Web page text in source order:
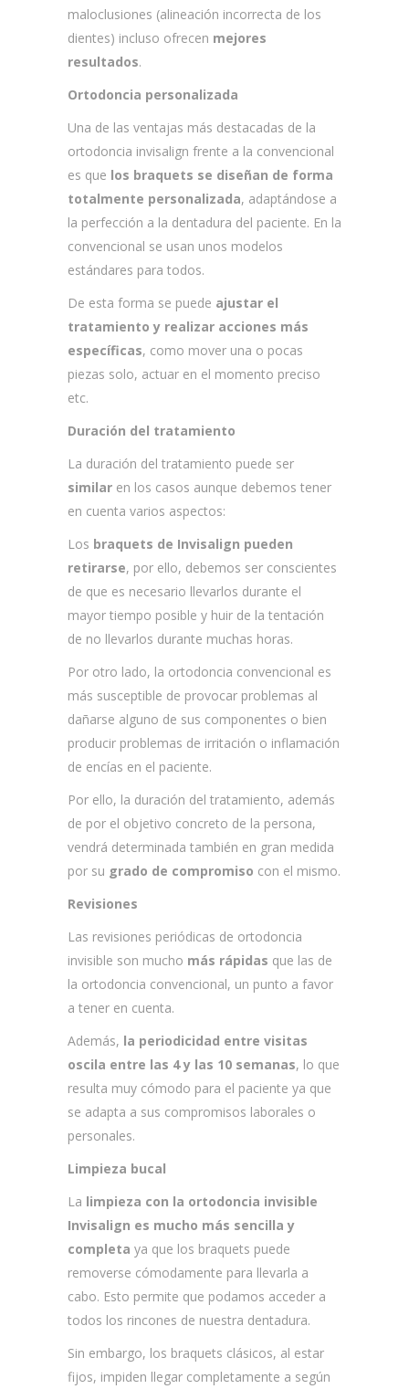
maloclusiones (alineación incorrecta de los
dientes) incluso ofrecen mejores
resultados.
Ortodoncia personalizada
Una de las ventajas más destacadas de la
ortodoncia invisalign frente a la convencional
es que los braquets se diseñan de forma
totalmente personalizada, adaptándose a
la perfección a la dentadura del paciente. En la
convencional se usan unos modelos
estándares para todos.
De esta forma se puede ajustar el
tratamiento y realizar acciones más
específicas, como mover una o pocas
piezas solo, actuar en el momento preciso
etc.
Duración del tratamiento
La duración del tratamiento puede ser
similar en los casos aunque debemos tener
en cuenta varios aspectos:
Los braquets de Invisalign pueden
retirarse, por ello, debemos ser conscientes
de que es necesario llevarlos durante el
mayor tiempo posible y huir de la tentación
de no llevarlos durante muchas horas.
Por otro lado, la ortodoncia convencional es
más susceptible de provocar problemas al
dañarse alguno de sus componentes o bien
producir problemas de irritación o inflamación
de encías en el paciente.
Por ello, la duración del tratamiento, además
de por el objetivo concreto de la persona,
vendrá determinada también en gran medida
por su grado de compromiso con el mismo.
Revisiones
Las revisiones periódicas de ortodoncia
invisible son mucho más rápidas que las de
la ortodoncia convencional, un punto a favor
a tener en cuenta.
Además, la periodicidad entre visitas
oscila entre las 4 y las 10 semanas, lo que
resulta muy cómodo para el paciente ya que
se adapta a sus compromisos laborales o
personales.
Limpieza bucal
La limpieza con la ortodoncia invisible
Invisalign es mucho más sencilla y
completa ya que los braquets puede
removerse cómodamente para llevarla a
cabo. Esto permite que podamos acceder a
todos los rincones de nuestra dentadura.
Sin embargo, los braquets clásicos, al estar
fijos, impiden llegar completamente a según